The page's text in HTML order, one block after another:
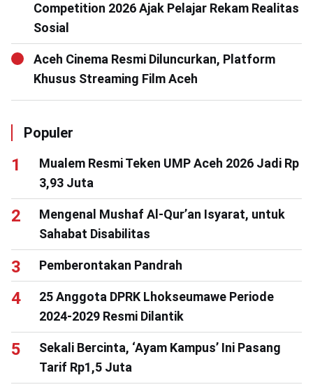
Competition 2026 Ajak Pelajar Rekam Realitas
Sosial
Aceh Cinema Resmi Diluncurkan, Platform
Khusus Streaming Film Aceh
Populer
Mualem Resmi Teken UMP Aceh 2026 Jadi Rp
3,93 Juta
Mengenal Mushaf Al-Qur’an Isyarat, untuk
Sahabat Disabilitas
Pemberontakan Pandrah
25 Anggota DPRK Lhokseumawe Periode
2024-2029 Resmi Dilantik
Sekali Bercinta, ‘Ayam Kampus’ Ini Pasang
Tarif Rp1,5 Juta